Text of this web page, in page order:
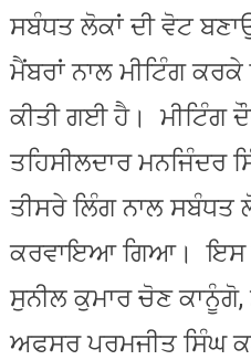
ਸਬੰਧਤ ਲੋਕਾਂ ਦੀ ਵੋਟ
ਮੈਂਬਰਾਂ ਨਾਲ ਮੀਟਿੰਗ
ਕੀਤੀ ਗਈ ਹੈ। ਮੀਟਿੰਗ
ਤਹਿਸੀਲਦਾਰ ਮਨਜਿੰਦਰ
ਤੀਸਰੇ ਲਿੰਗ ਨਾਲ ਸਬੰਧਤ
ਕਰਵਾਇਆ ਗਿਆ। ਇਸ
ਸੁਨੀਲ ਕੁਮਾਰ ਚੋਣ
ਅਫਸਰ ਪਰਮਜੀਤ ਸਿੰਘ